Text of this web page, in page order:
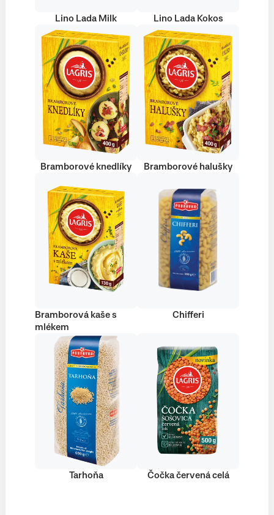
Lino Lada Milk Lino Lada Kokos
Bramborové knedlíky Bramborové halušky
Bramborová kaše s
mlékem
Chifferi
Tarhoňa Čočka červená celá